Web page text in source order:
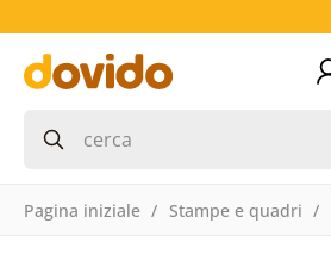
Pagina iniziale Stampe e quadri